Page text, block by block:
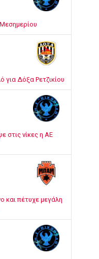
για Δόξα Ρετζικίου
στις νίκες η ΑΕ
και πέτυχε μεγάλη